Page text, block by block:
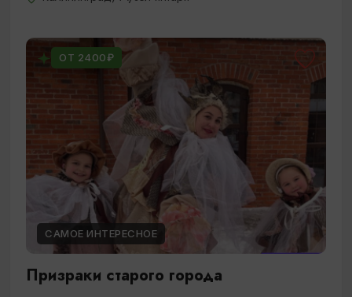
ОТ 2400₽
САМОЕ ИНТЕРЕСНОЕ
Призраки старого города